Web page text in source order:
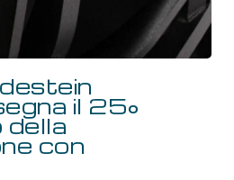
NOI
il 25°
della
con